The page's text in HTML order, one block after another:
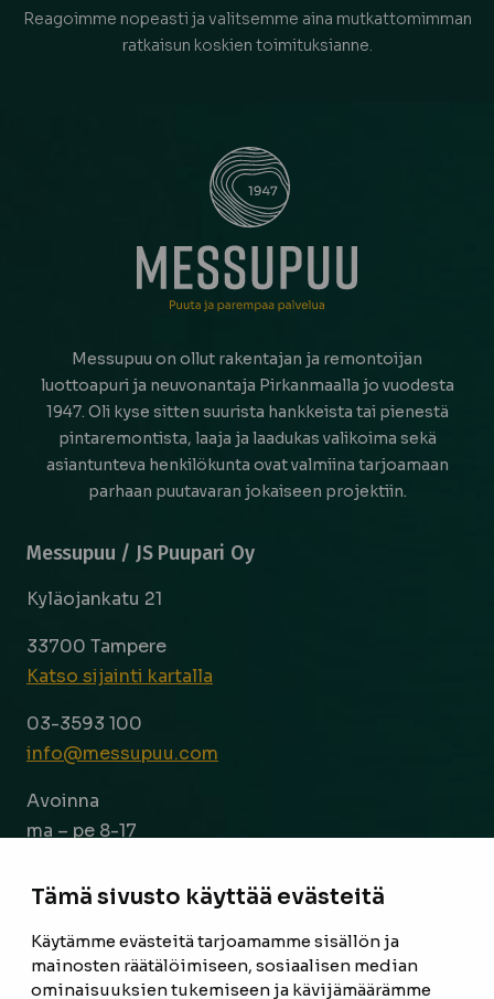
Tämä sivusto käyttää evästeitä
Käytämme evästeitä tarjoamamme sisällön ja
mainosten räätälöimiseen, sosiaalisen median
ominaisuuksien tukemiseen ja kävijämäärämme
Reagoimme nopeasti ja valitsemme aina mutkattomimman
ratkaisun koskien toimituksianne.
Messupuu on ollut rakentajan ja remontoijan
luottoapuri ja neuvonantaja Pirkanmaalla jo vuodesta
1947. Oli kyse sitten suurista hankkeista tai pienestä
pintaremontista, laaja ja laadukas valikoima sekä
asiantunteva henkilökunta ovat valmiina tarjoamaan
parhaan puutavaran jokaiseen projektiin.
Messupuu / JS Puupari Oy
Kyläojankatu 21
33700 Tampere
Katso sijainti kartalla
03-3593 100
info@messupuu.com
Avoinna
ma – pe 8-17
ETUSIVU